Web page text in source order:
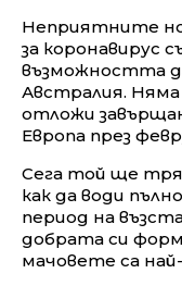
Неприятните
за коронавирус
възможността
Австралия. Няма
отложи
Европа през
Сега той ще
как да води
период на
добрата си
мачовете са